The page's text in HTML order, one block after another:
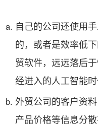
自己的公司还使用
的，或者是效率低
贸软件，远远落后
经进入的人工智能时
外贸公司的客户资
产品价格等信息分